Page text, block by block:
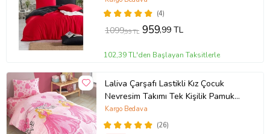
(4)
1099,99 TL 959,99 TL
102,39 TL'den Başlayan Taksitlerle
Laliva Çarşafı Lastikli Kız Çocuk
Nevresim Takımı Tek Kişilik Pamuk
Ranforce
(26)
Kargo Bedava